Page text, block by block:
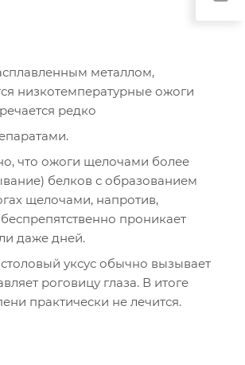
металлом,
низкотемпературные ожоги
редко
что ожоги щелочами более
белков с образованием
щелочами, напротив,
проникает
даже дней.
уксус обычно вызывает
роговицу глаза. В итоге
практически не лечится.